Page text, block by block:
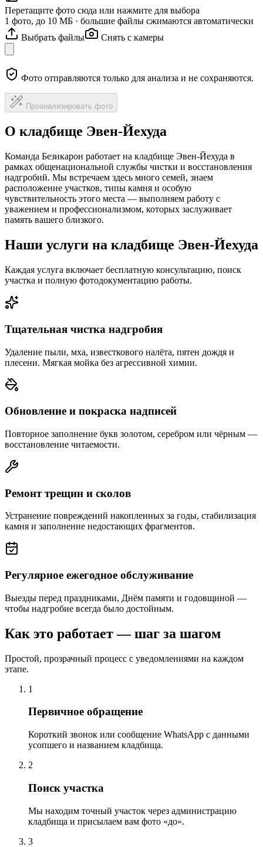
Перетащите фото сюда или нажмите для выбора
1 фото, до 10 МБ · большие файлы сжимаются автоматически
Выбрать файлы
Снять с камеры
Фото отправляются только для анализа и не сохраняются.
Проанализировать фото
О кладбище Эвен-Йехуда
Команда Безикарон работает на кладбище Эвен-Йехуда в
рамках общенациональной службы чистки и восстановления
надгробий. Мы встречаем здесь много семей, знаем
расположение участков, типы камня и особую
чувствительность этого места — выполняем работу с
уважением и профессионализмом, которых заслуживает
память вашего близкого.
Наши услуги на кладбище Эвен-Йехуда
Каждая услуга включает бесплатную консультацию, поиск
участка и полную фотодокументацию работы.
Тщательная чистка надгробия
Удаление пыли, мха, известкового налёта, пятен дождя и
плесени. Мягкая мойка без агрессивной химии.
Обновление и покраска надписей
Повторное заполнение букв золотом, серебром или чёрным —
восстановление читаемости.
Ремонт трещин и сколов
Устранение повреждений накопленных за годы, стабилизация
камня и заполнение недостающих фрагментов.
Регулярное ежегодное обслуживание
Выезды перед праздниками, Днём памяти и годовщиной —
чтобы надгробие всегда было достойным.
Как это работает — шаг за шагом
Простой, прозрачный процесс с уведомлениями на каждом
этапе.
1
Первичное обращение
Короткий звонок или сообщение WhatsApp с данными
усопшего и названием кладбища.
2
Поиск участка
Мы находим точный участок через администрацию
кладбища и присылаем вам фото «до».
3